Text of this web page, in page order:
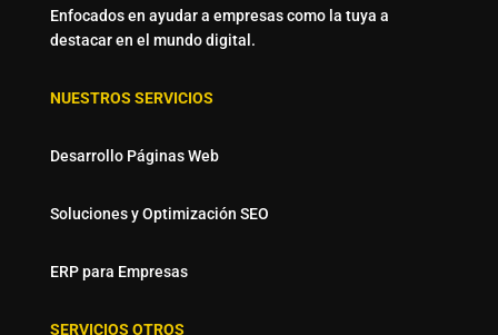
Enfocados en ayudar a empresas como la tuya a
destacar en el mundo digital.
NUESTROS SERVICIOS
Desarrollo Páginas Web
Soluciones y Optimización SEO
ERP para Empresas
SERVICIOS OTROS